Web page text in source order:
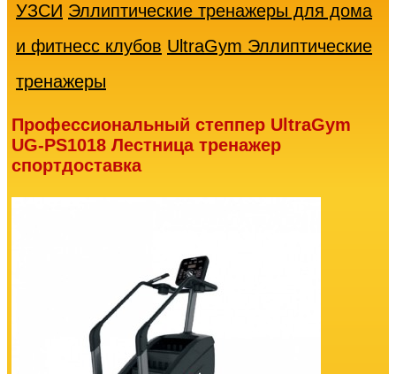
УЗСИ Эллиптические тренажеры для дома
и фитнесс клубов UltraGym Эллиптические
тренажеры
Профессиональный степпер UltraGym
UG-PS1018 Лестница тренажер
спортдоставка